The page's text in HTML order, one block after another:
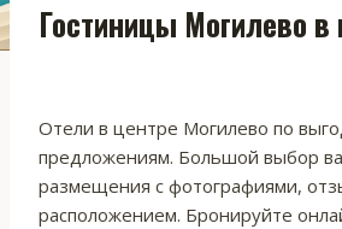
Гостиницы Могилево в
Отели в центре Могилево по
предложениям. Большой выбор
размещения с фотографиями,
расположением. Бронируйте